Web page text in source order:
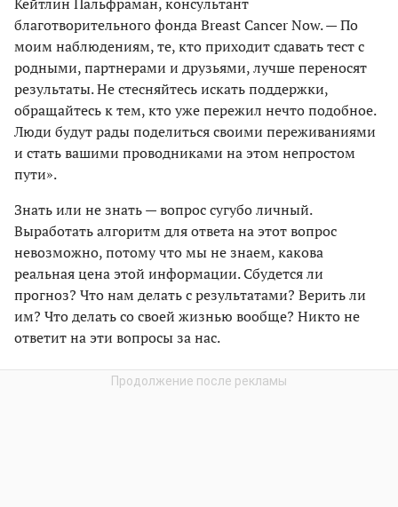
благотворительного фонда Breast Cancer Now. — По
моим наблюдениям, те, кто приходит сдавать тест с
родными, партнерами и друзьями, лучше переносят
результаты. Не стесняйтесь искать поддержки,
обращайтесь к тем, кто уже пережил нечто подобное.
Люди будут рады поделиться своими переживаниями
и стать вашими проводниками на этом непростом
пути».
Знать или не знать — вопрос сугубо личный.
Выработать алгоритм для ответа на этот вопрос
невозможно, потому что мы не знаем, какова
реальная цена этой информации. Сбудется ли
прогноз? Что нам делать с результатами? Верить ли
им? Что делать со своей жизнью вообще? Никто не
ответит на эти вопросы за нас.